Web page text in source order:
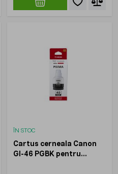
ÎN STOC
Cartus cerneala Canon
GI-46 PGBK pentru